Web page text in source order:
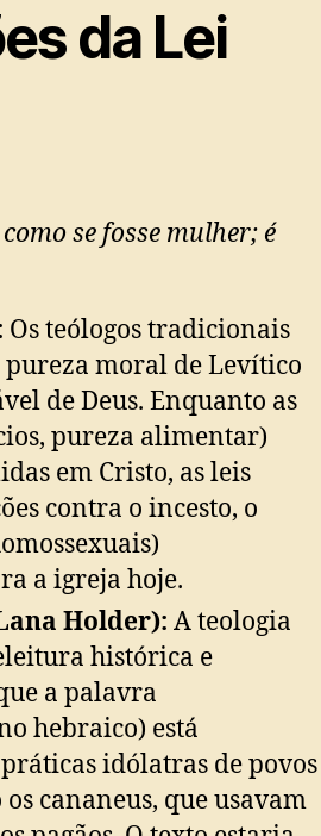
da Lei
se fosse mulher; é
Os teólogos tradicionais
pureza moral de Levítico
de Deus. Enquanto as
pureza alimentar)
em Cristo, as leis
contra o incesto, o
a igreja hoje.
Holder): A teologia
histórica e
a palavra
hebraico) está
idólatras de povos
cananeus, que usavam